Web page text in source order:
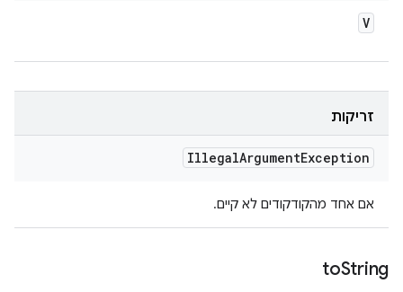
V
זריקות
IllegalArgumentException
אם אחד מהקודקודים לא קיים.
toString